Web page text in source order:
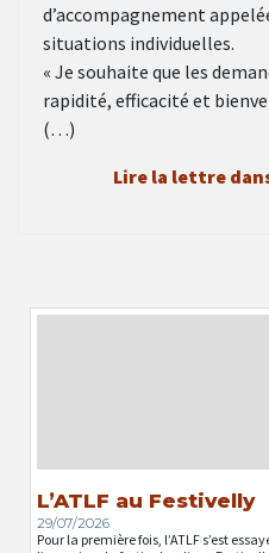
d’accompagnement
situations individuelles.
« Je souhaite que les
rapidité, efficacité et
(…)
Lire la lettre
L’ATLF au Festivelly
29/07/2026
Pour la première fois, l’ATLF s’est